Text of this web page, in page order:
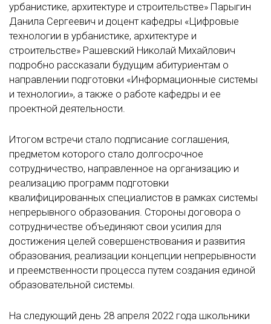
урбанистике, архитектуре и строительстве» Парыгин
Данила Сергеевич и доцент кафедры «Цифровые
технологии в урбанистике, архитектуре и
строительстве» Рашевский Николай Михайлович
подробно рассказали будущим абитуриентам о
направлении подготовки «Информационные системы
и технологии», а также о работе кафедры и ее
проектной деятельности.
Итогом встречи стало подписание соглашения,
предметом которого стало долгосрочное
сотрудничество, направленное на организацию и
реализацию программ подготовки
квалифицированных специалистов в рамках системы
непрерывного образования. Стороны договора о
сотрудничестве объединяют свои усилия для
достижения целей совершенствования и развития
образования, реализации концепции непрерывности
и преемственности процесса путем создания единой
образовательной системы.
На следующий день 28 апреля 2022 года школьники